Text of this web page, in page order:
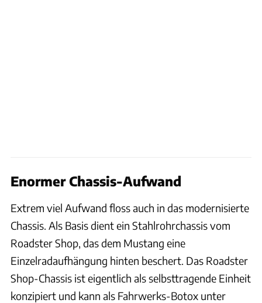
Enormer Chassis-Aufwand
Extrem viel Aufwand floss auch in das modernisierte
Chassis. Als Basis dient ein Stahlrohrchassis vom
Roadster Shop, das dem Mustang eine
Einzelradaufhängung hinten beschert. Das Roadster
Shop-Chassis ist eigentlich als selbsttragende Einheit
konzipiert und kann als Fahrwerks-Botox unter